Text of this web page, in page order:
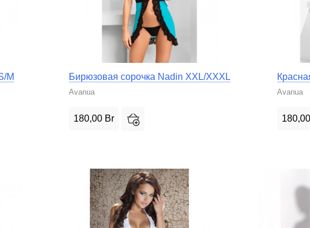
M Бирюзовая сорочка Nadin XXL/XXXL
Avanua
180,00 Br
Avanua
180,00